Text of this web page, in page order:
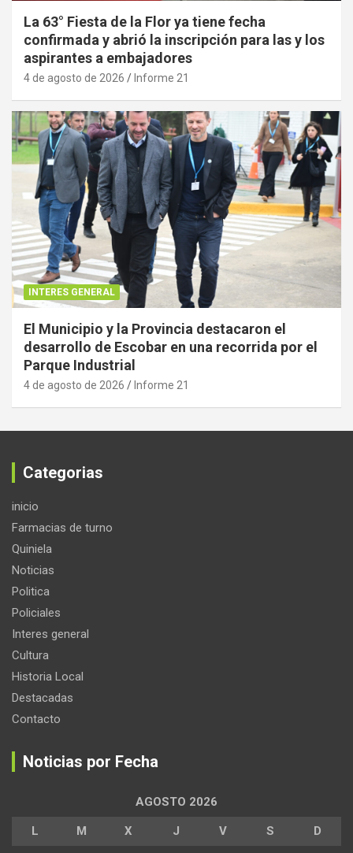
La 63° Fiesta de la Flor ya tiene fecha
confirmada y abrió la inscripción para las y los
aspirantes a embajadores
4 de agosto de 2026 Informe 21
INTERES GENERAL
El Municipio y la Provincia destacaron el
desarrollo de Escobar en una recorrida por el
Parque Industrial
4 de agosto de 2026 Informe 21
Categorias
inicio
Farmacias de turno
Quiniela
Noticias
Politica
Policiales
Interes general
Cultura
Historia Local
Destacadas
Contacto
Noticias por Fecha
AGOSTO 2026
L M X J V S D